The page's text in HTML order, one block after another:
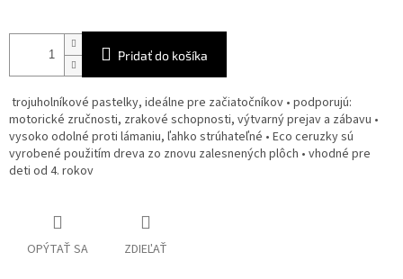
Pridať do košíka
trojuholníkové pastelky, ideálne pre začiatočníkov • podporujú:
motorické zručnosti, zrakové schopnosti, výtvarný prejav a zábavu •
vysoko odolné proti lámaniu, ľahko strúhateľné • Eco ceruzky sú
vyrobené použitím dreva zo znovu zalesnených plôch • vhodné pre
deti od 4. rokov
OPÝTAŤ SA ZDIEĽAŤ